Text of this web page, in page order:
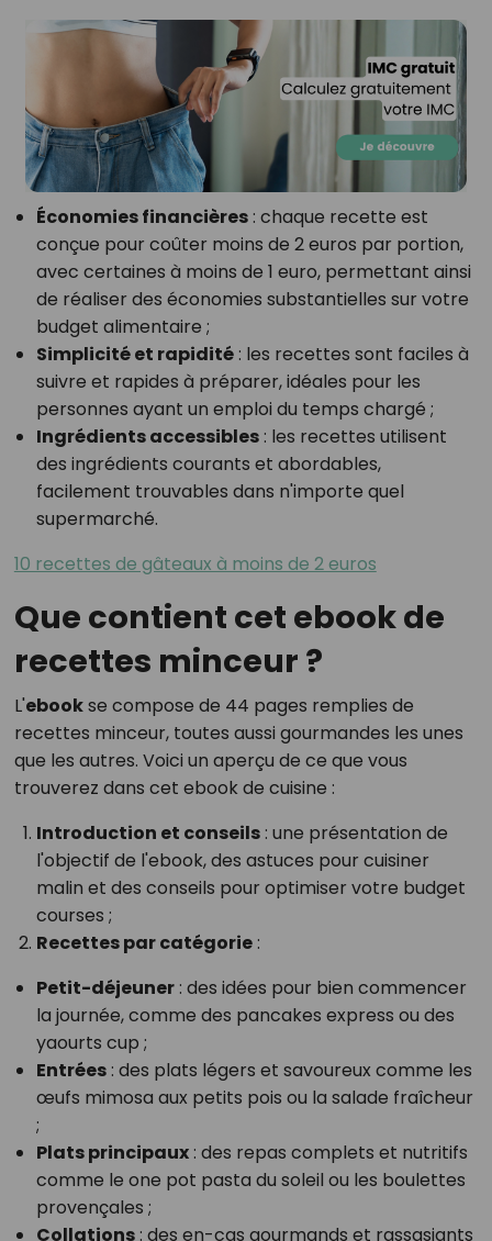
Économies financières: chaque recette est
conçue pour coûter moins de 2 euros par portion,
avec certaines à moins de 1 euro, permettant ainsi
de réaliser des économies substantielles sur votre
budget alimentaire ;
Simplicité et rapidité: les recettes sont faciles à
suivre et rapides à préparer, idéales pour les
personnes ayant un emploi du temps chargé ;
Ingrédients accessibles: les recettes utilisent
des ingrédients courants et abordables,
facilement trouvables dans n'importe quel
supermarché.
10 recettes de gâteaux à moins de 2 euros
Que contient cet ebook de
recettes minceur ?
L'ebookse compose de 44 pages remplies de
recettes minceur, toutes aussi gourmandes les unes
que les autres. Voici un aperçu de ce que vous
trouverez dans cet ebook de cuisine :
Introduction et conseils: une présentation de
l'objectif de l'ebook, des astuces pour cuisiner
malin et des conseils pour optimiser votre budget
courses ;
Recettes par catégorie:
Petit-déjeuner: des idées pour bien commencer
la journée, comme des pancakes express ou des
yaourts cup ;
Entrées: des plats légers et savoureux comme les
œufs mimosa aux petits pois ou la salade fraîcheur
;
Plats principaux: des repas complets et nutritifs
comme le one pot pasta du soleil ou les boulettes
provençales ;
Collations: des en-cas gourmands et rassasiants